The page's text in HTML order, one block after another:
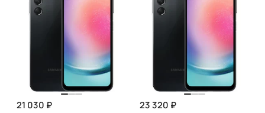
21 030 ₽
23 320 ₽